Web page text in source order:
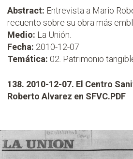
Abstract: Entrevista a Mario
recuento sobre su obra más
Medio: La Unión.
Fecha: 2010-12-07
Temática: 02. Patrimonio
138. 2010-12-07. El Centro
Roberto Alvarez en SFVC.PDF